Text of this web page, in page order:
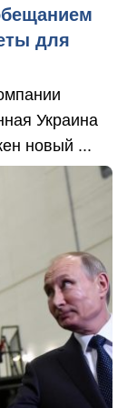
для
Украина
новый ...